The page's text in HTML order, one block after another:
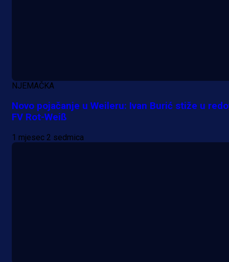
NJEMAČKA
Novo pojačanje u Weileru: Ivan Burić stiže u
FV Rot-Weiß
1 mjesec 2 sedmica